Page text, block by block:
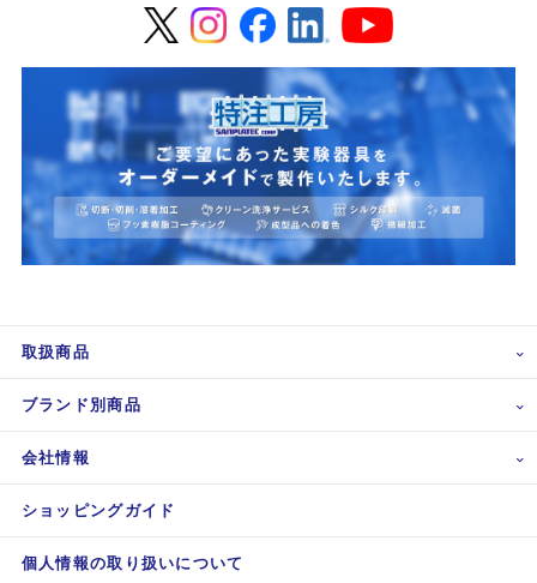
取扱商品
ブランド別商品
会社情報
ショッピングガイド
個人情報の取り扱いについて